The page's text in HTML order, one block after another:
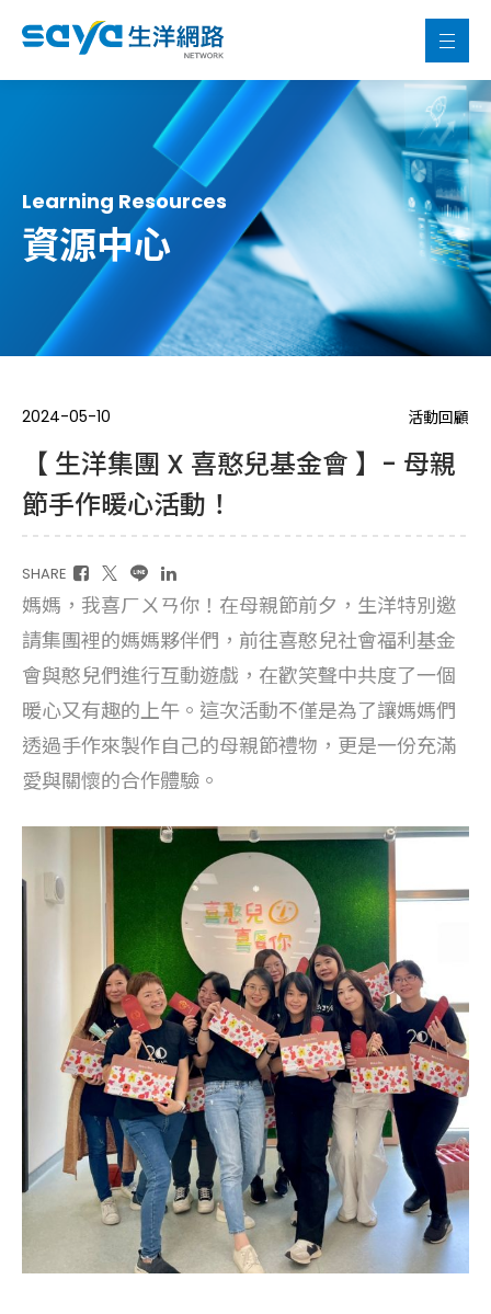
Learning Resources
資源中心
2024-05-10 活動回顧
【 生洋集團 X 喜憨兒基金會 】- 母親
節手作暖心活動！
SHARE
媽媽，我喜ㄏㄨㄢ你！在母親節前夕，生洋特別邀
請集團裡的媽媽夥伴們，前往喜憨兒社會福利基金
會與憨兒們進行互動遊戲，在歡笑聲中共度了一個
暖心又有趣的上午。這次活動不僅是為了讓媽媽們
透過手作來製作自己的母親節禮物，更是一份充滿
愛與關懷的合作體驗。